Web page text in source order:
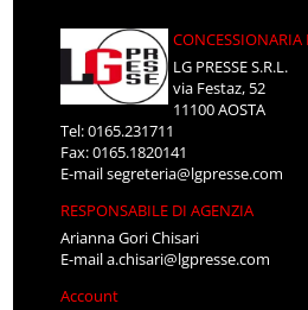
LG PRESSE S.R.L.
via Festaz, 52
11100 AOSTA
Tel: 0165.231711
Fax: 0165.1820141
E-mailsegreteria@lgpresse.com
RESPONSABILE DI AGENZIA
Arianna Gori Chisari
E-maila.chisari@lgpresse.com
Account